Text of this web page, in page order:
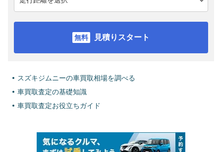
見積りスタート
スズキジムニーの車買取相場を調べる
車買取査定の基礎知識
車買取査定お役立ちガイド